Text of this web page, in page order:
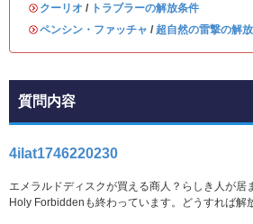
・ クーリオ / トラブラーの解放条件
・ペンシン・ファッチャ / 超自然の雷撃の解
質問内容
4ilat1746220230
エメラルドディスクが買える商人？らしき人が居
Holy Forbiddenも終わっています。どうすれば解